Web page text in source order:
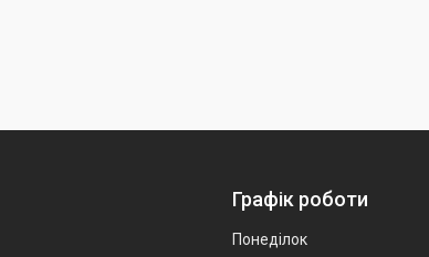
Графік роботи
Понеділок